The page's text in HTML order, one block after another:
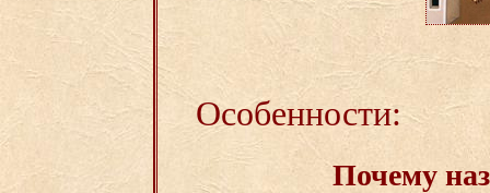
Особенности:
Почему